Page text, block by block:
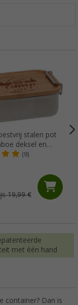
stalen pot
deksel en
ml
(9)
19,99 €
met één hand
container? Dan is